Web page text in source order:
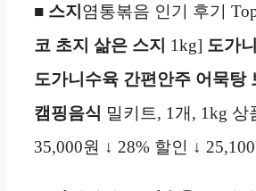
■ 스지 염통볶음 인기 후기
코 초지 삶은 스지 1kg] 도가
도가니수육 간편안주 어묵탕
캠핑음식 밀키트, 1개, 1kg 상
35,000원 ↓ 28% 할인 ↓